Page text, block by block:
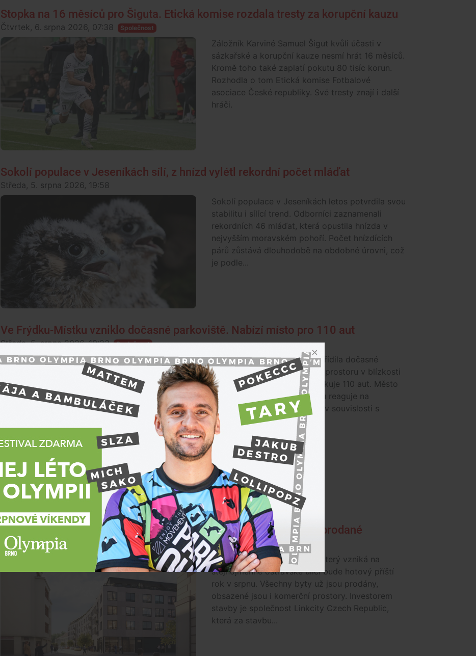
Stopka na 16 měsíců pro Šiguta. Etická komise rozdala tresty za korupční kauzu
Čtvrtek, 6. srpna 2026, 07:38 Společnost
Záložník Karviné Samuel Šigut kvůli účasti v
sázkařské a korupční kauze nesmí hrát 16 měsíců.
Kromě toho také zaplatí pokutu 80 tisíc korun.
Rozhodla o tom Etická komise Fotbalové
asociace České republiky. Své tresty znají i další
hráči.
Sokolí populace v Jeseníkách sílí, z hnízd vylétl rekordní počet mláďat
Středa, 5. srpna 2026, 19:58
Sokolí populace v Jeseníkách letos potvrdila svou
stabilitu i sílící trend. Odborníci zaznamenali
rekordních 46 mláďat, která opustila hnízda v
nejvyšším moravském pohoří. Počet hnízdících
párů zůstává dlouhodobě na obdobné úrovni, což
je podle...
Ve Frýdku-Místku vzniklo dočasné parkoviště. Nabízí místo pro 110 aut
Středa, 5. srpna 2026, 19:23 Společnost
Frýdecko-Místecká radnice zřídila dočasné
parkoviště v centru města. V prostoru v blízkosti
ulic Těšínské a Slezské zaparkuje 110 aut. Město
dočasnou odstavnou plochou reaguje na
zvýšenou potřebu parkování v souvislosti s
otevřením kulturního...
Premium
Rezidence Stodolní bude hotová příští rok. Všechny byty už jsou prodané
Středa, 5. srpna 2026, 14:32 Společnost
Projekt Rezidence Stodolní, který vzniká na
stejnojmenné ostravské ulici bude hotový příští
rok v srpnu. Všechny byty už jsou prodány,
obsazené jsou i komerční prostory. Investorem
stavby je společnost Linkcity Czech Republic,
která za stavbu...